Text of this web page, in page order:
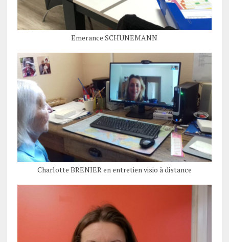
Emerance SCHUNEMANN
Charlotte BRENIER en entretien visio à distance